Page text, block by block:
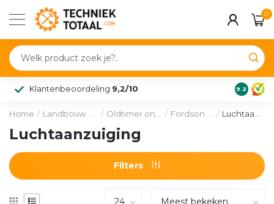
0
Klantenbeoordeling 9,2/10 9.2
Home / / / /
Luchtaanzuiging
Filters